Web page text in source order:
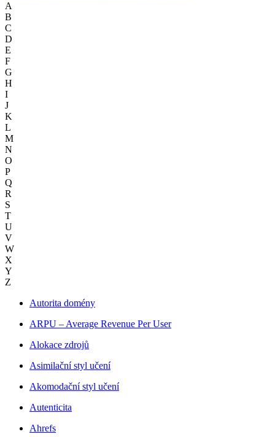
A
B
C
D
E
F
G
H
I
J
K
L
M
N
O
P
Q
R
S
T
U
V
W
X
Y
Z
Autorita domény
ARPU – Average Revenue Per User
Alokace zdrojů
Asimilační styl učení
Akomodační styl učení
Autenticita
Ahrefs